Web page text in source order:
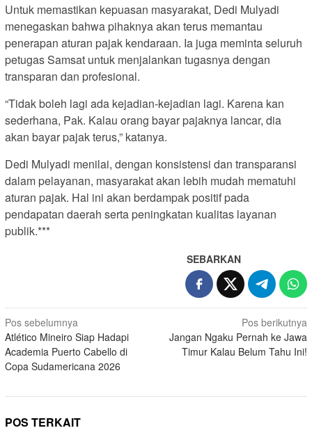
Untuk memastikan kepuasan masyarakat, Dedi Mulyadi
menegaskan bahwa pihaknya akan terus memantau
penerapan aturan pajak kendaraan. Ia juga meminta seluruh
petugas Samsat untuk menjalankan tugasnya dengan
transparan dan profesional.
“Tidak boleh lagi ada kejadian-kejadian lagi. Karena kan
sederhana, Pak. Kalau orang bayar pajaknya lancar, dia
akan bayar pajak terus,” katanya.
Dedi Mulyadi menilai, dengan konsistensi dan transparansi
dalam pelayanan, masyarakat akan lebih mudah mematuhi
aturan pajak. Hal ini akan berdampak positif pada
pendapatan daerah serta peningkatan kualitas layanan
publik.***
SEBARKAN
N
a
v
g
a
Pos sebelumnya
Atlético Mineiro Siap Hadapi
Academia Puerto Cabello di
Copa Sudamericana 2026
Pos berikutnya
Jangan Ngaku Pernah ke Jawa
Timur Kalau Belum Tahu Ini!
POS TERKAIT